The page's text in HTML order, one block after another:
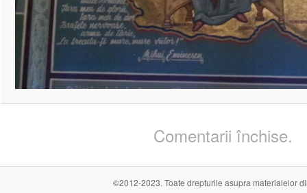
Comentarii închise.
©2012-2023. Toate drepturile asupra materialelor